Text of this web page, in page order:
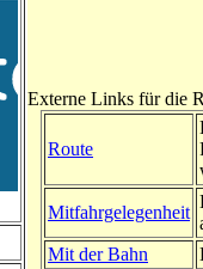
Externe Links für die
Route
Mitfahrgelegenheit
Mit der Bahn